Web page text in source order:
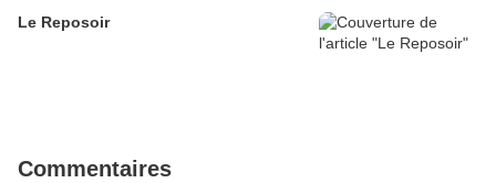
Le Reposoir
Commentaires